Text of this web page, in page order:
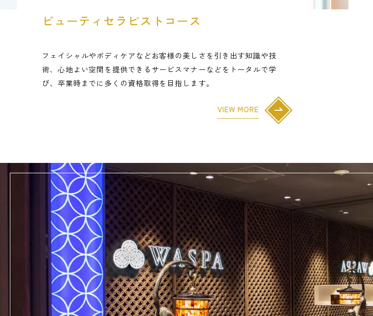
ビューティセラピストコース
フェイシャルやボディケアなどお客様の美しさを引き出す知識や技
術、心地よい空間を提供できるサービスマナーなどをトータルで学
び、卒業時までに多くの資格取得を目指します。
VIEW MORE